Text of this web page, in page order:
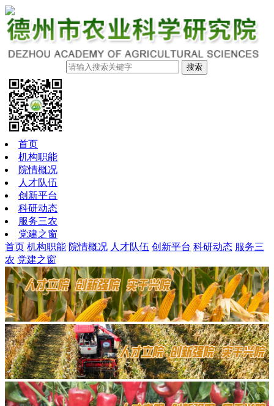
搜索
首页
机构职能
院情概况
人才队伍
创新平台
科研动态
服务三农
党建之窗
首页 机构职能 院情概况 人才队伍 创新平台 科研动态 服务三
农 党建之窗